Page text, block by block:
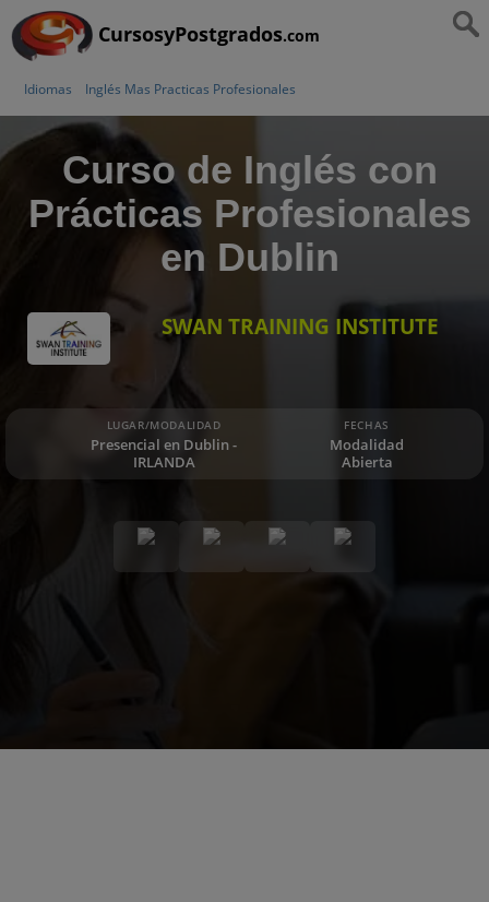
CursosyPostgrados.com
Idiomas Inglés Mas Practicas Profesionales
Curso de Inglés con
Prácticas Profesionales
en Dublin
SWAN TRAINING INSTITUTE
LUGAR/MODALIDAD
Presencial en Dublin -
IRLANDA
FECHAS
Modalidad
Abierta